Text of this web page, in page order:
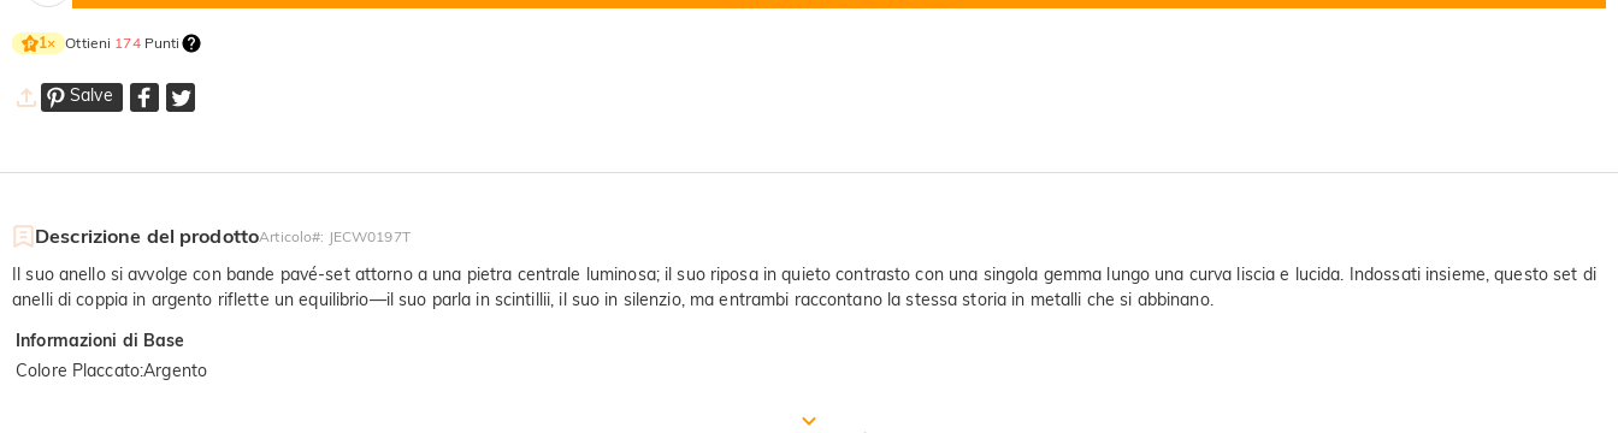
1× Ottieni 174Punti
Salve
Descrizione del prodottoArticolo#: JECW0197T
Il suo anello si avvolge con bande pavé-set attorno a una pietra centrale luminosa; il suo riposa in quieto contrasto con una singola gemma lungo una curva liscia e lucida. Indossati insieme, questo set di
anelli di coppia in argento riflette un equilibrio—il suo parla in scintillii, il suo in silenzio, ma entrambi raccontano la stessa storia in metalli che si abbinano.
Informazioni di Base
Colore Placcato:Argento